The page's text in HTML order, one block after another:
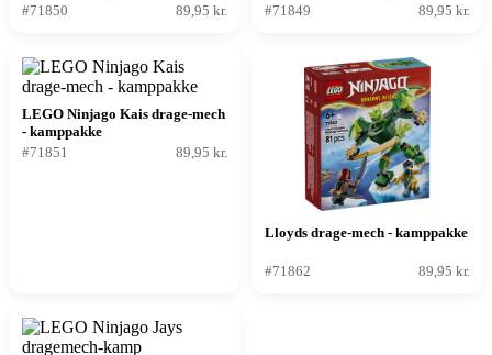
#71850
89,95 kr.
#71849
89,95 kr.
LEGO Ninjago Kais drage-mech
- kamppakke
#71851
89,95 kr.
Lloyds drage-mech - kamppakke
#71862 89,95 kr.